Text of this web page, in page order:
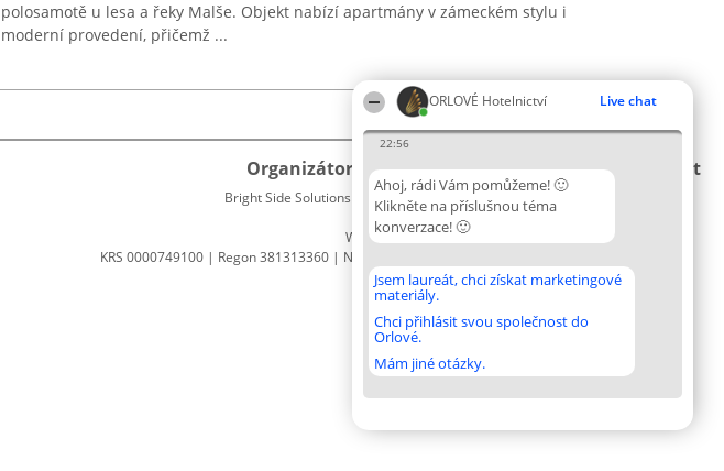
ORLOVÉ Hotelnictví Live chat
22:56
Ahoj, rádi Vám pomůžeme! 🙂
Klikněte na příslušnou téma
konverzace! 🙂
Jsem laureát, chci získat marketingové
materiály.
Chci přihlásit svou společnost do
Orlové.
Mám jiné otázky.
polosamotě u lesa a řeky Malše. Objekt nabízí apartmány v zámeckém stylu i
moderní provedení, přičemž ...
Organizátor hlasování
Bright Side Solutions sp. z o. o. sp. k.
ul. Ruska 22
Wrocław 50-079
KRS 0000749100 | Regon 381313360 | NIP 8943132676
Plebiscyt
Vítězové
Seznam
Zásady
Zásady
ochrany
údajů
Kontakt